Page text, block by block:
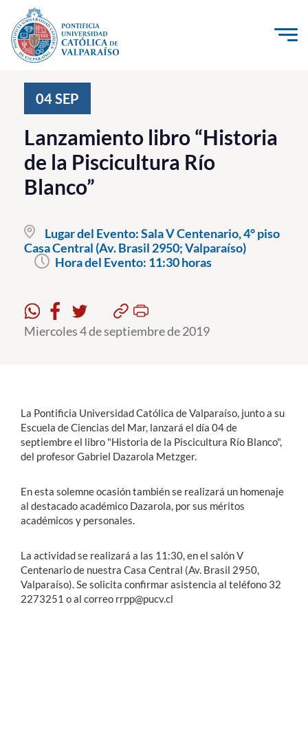
Click acá para ir directamente al contenido
Investigación, Creación e Innovación
PUCV Internacional
Vinculación con el Medio
Pregrado
Postgrado
Formación Continua
Alumni
04SEP
Lanzamiento libro “Historia
de la Piscicultura Río
Blanco”
Lugar del Evento:Sala V Centenario, 4° piso
Casa Central (Av. Brasil 2950; Valparaíso)
Hora del Evento: 11:30 horas
Miercoles 4 de septiembre de 2019
La Pontificia Universidad Católica de Valparaíso, junto a su
Escuela de Ciencias del Mar, lanzará el día 04 de
septiembre el libro "Historia de la Piscicultura Río Blanco",
del profesor Gabriel Dazarola Metzger.
En esta solemne ocasión también se realizará un homenaje
al destacado académico Dazarola, por sus méritos
académicos y personales.
La actividad se realizará a las 11:30, en el salón V
Centenario de nuestra Casa Central (Av. Brasil 2950,
Valparaíso). Se solicita confirmar asistencia al teléfono 32
2273251 o al correo rrpp@pucv.cl